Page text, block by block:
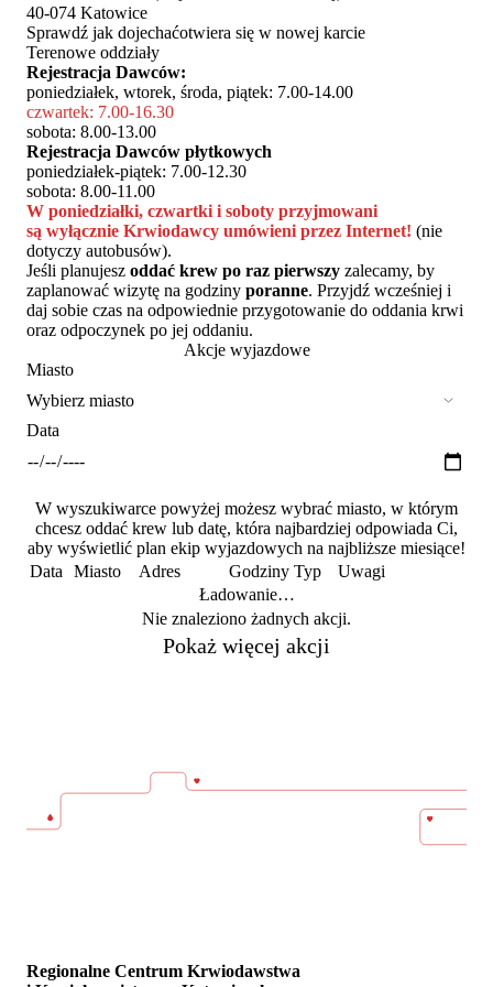
40-074 Katowice
Sprawdź jak dojechaćotwiera się w nowej karcie
Terenowe oddziały
Rejestracja Dawców:
poniedziałek, wtorek, środa, piątek: 7.00-14.00
czwartek: 7.00-16.30
sobota: 8.00-13.00
Rejestracja Dawców płytkowych
poniedziałek-piątek: 7.00-12.30
sobota: 8.00-11.00
W poniedziałki, czwartki i soboty przyjmowani
są wyłącznie Krwiodawcy umówieni przez Internet! (nie
dotyczy autobusów).
Jeśli planujesz oddać krew po raz pierwszy zalecamy, by
zaplanować wizytę na godziny poranne. Przyjdź wcześniej i
daj sobie czas na odpowiednie przygotowanie do oddania krwi
oraz odpoczynek po jej oddaniu.
Akcje wyjazdowe
Miasto
Data
W wyszukiwarce powyżej możesz wybrać miasto, w którym
chcesz oddać krew lub datę, która najbardziej odpowiada Ci,
aby wyświetlić plan ekip wyjazdowych na najbliższe miesiące!
Data Miasto Adres Godziny Typ
Uwagi
Ładowanie…
Nie znaleziono żadnych akcji.
Pokaż więcej akcji
Regionalne Centrum Krwiodawstwa